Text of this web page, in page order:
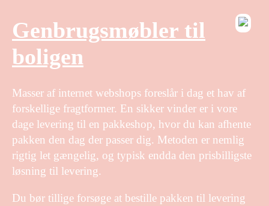
Genbrugsmøbler til
boligen
Masser af internet webshops foreslår i dag et hav af
forskellige fragtformer. En sikker vinder er i vore
dage levering til en pakkeshop, hvor du kan afhente
pakken den dag der passer dig. Metoden er nemlig
rigtig let gængelig, og typisk endda den prisbilligste
løsning til levering.
Du bør tillige forsøge at bestille pakken til levering